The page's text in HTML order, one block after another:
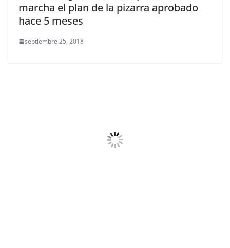
marcha el plan de la pizarra aprobado
hace 5 meses
septiembre 25, 2018